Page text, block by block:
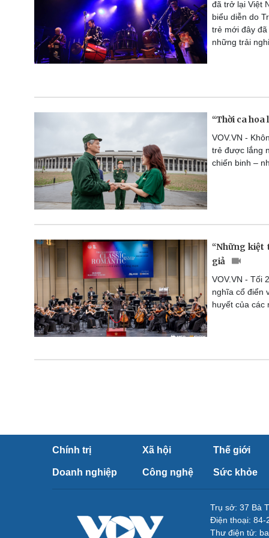
đã trở lại Việt
biểu diễn do
trẻ mới đây đã
những trải
“Thời ca
VOV.VN -
trẻ được lắng
chiến binh –
“Những kiệt
giả
VOV.VN - Tối
nghĩa cổ điển
huyết của các
Chính trị Xã hội Thế giới
Doanh nghiệp Công nghệ Sức khỏe
Trụ sở: 37 Bà
Điện thoại: 84-
Thư điện tử: